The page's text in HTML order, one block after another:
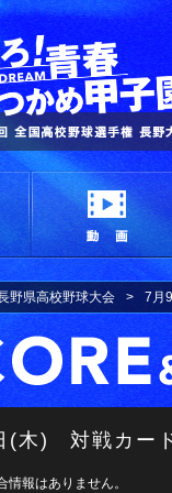
トップ
野県高校野球大会 7月
(木) 対戦カー
情報はありません。